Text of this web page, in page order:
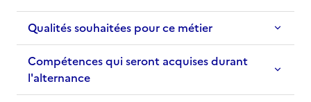
Qualités souhaitées pour ce métier
Compétences qui seront acquises durant
l'alternance